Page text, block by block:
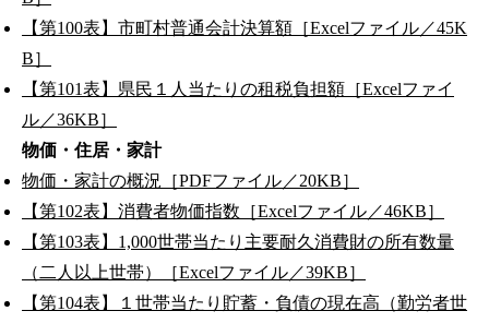
【第100表】市町村普通会計決算額［Excelファイル／45K
B］
【第101表】県民１人当たりの租税負担額［Excelファイ
ル／36KB］
物価・住居・家計
物価・家計の概況［PDFファイル／20KB］
【第102表】消費者物価指数［Excelファイル／46KB］
【第103表】1,000世帯当たり主要耐久消費財の所有数量
（二人以上世帯）［Excelファイル／39KB］
【第104表】１世帯当たり貯蓄・負債の現在高（勤労者世